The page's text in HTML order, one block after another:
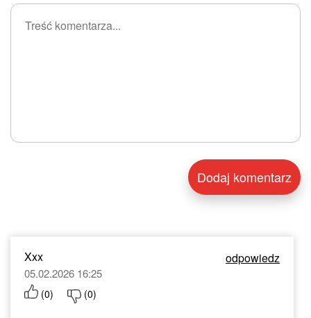
Xxx odpowiedz
05.02.2026 16:25
(0) (0)